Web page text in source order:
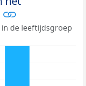
de leeftijdsgroep